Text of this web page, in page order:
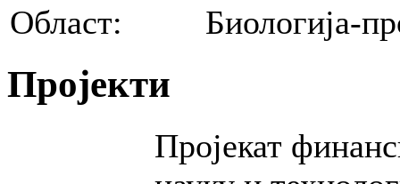
Област:
Биологија-
Пројекти
Пројекат